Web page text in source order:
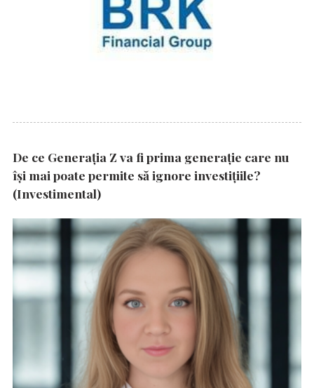
De ce Generația Z va fi prima generație care nu
își mai poate permite să ignore investițiile?
(Investimental)